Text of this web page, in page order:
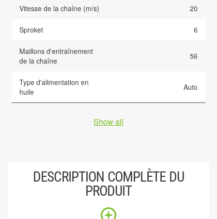
Vitesse de la chaîne (m/s) 20
Sproket 6
Maillons d'entraînement
de la chaîne
56
Type d'alimentation en
huile
Auto
Show all
DESCRIPTION COMPLÈTE DU
PRODUIT